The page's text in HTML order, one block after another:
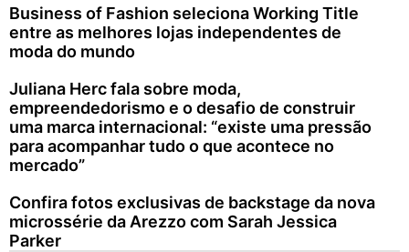
Business of Fashion seleciona Working Title
entre as melhores lojas independentes de
moda do mundo
Juliana Herc fala sobre moda,
empreendedorismo e o desafio de construir
uma marca internacional: “existe uma pressão
para acompanhar tudo o que acontece no
mercado”
Confira fotos exclusivas de backstage da nova
microssérie da Arezzo com Sarah Jessica
Parker